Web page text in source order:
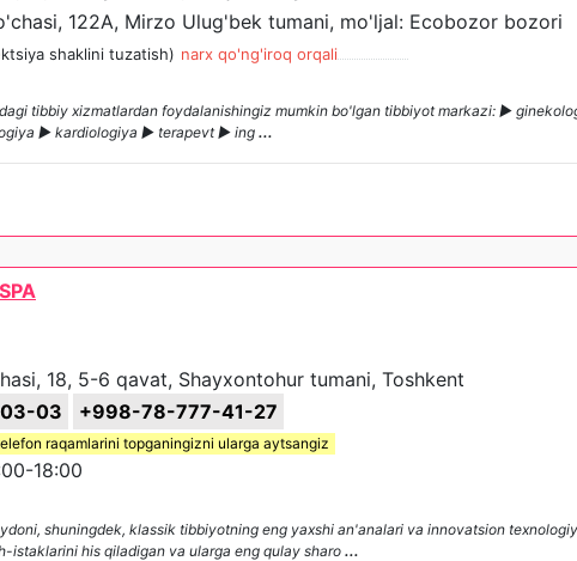
122A, Mirzo Ulug'bek tumani, mo'ljal: Ecobozor bozori
shaklini tuzatish) narx qo'ng'iroq orqali
tibbiy xizmatlardan foydalanishingiz mumkin bo'lgan tibbiyot markazi: ►
► kardiologiya ► terapevt ► ing ...
18, 5-6 qavat, Shayxontohur tumani, Toshkent
03 +998-78-777-41-27
raqamlarini topganingizni ularga aytsangiz
18:00
shuningdek, klassik tibbiyotning eng yaxshi an'analari va innovatsion
istaklarini his qiladigan va ularga eng qulay sharo ...